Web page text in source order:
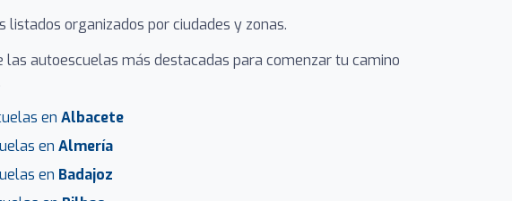
listados organizados por ciudades y zonas.
autoescuelas más destacadas para comenzar tu camino
en Albacete
en Almería
en Badajoz